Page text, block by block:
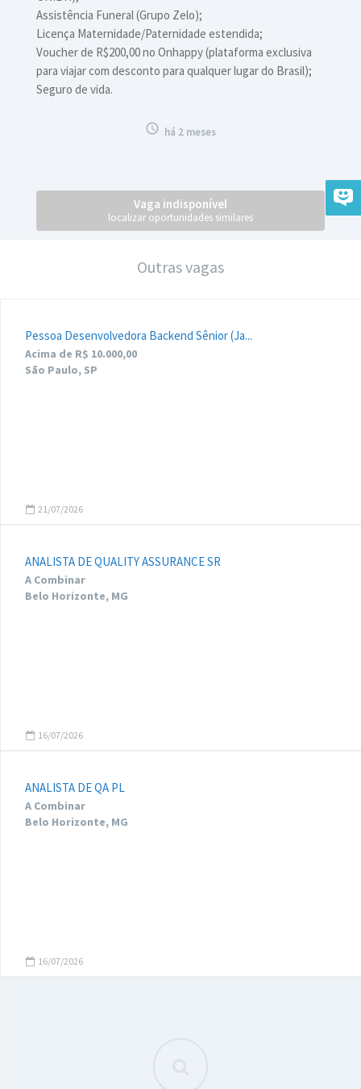
Assistência Funeral (Grupo Zelo);
Licença Maternidade/Paternidade estendida;
Voucher de R$200,00 no Onhappy (plataforma exclusiva
para viajar com desconto para qualquer lugar do Brasil);
Seguro de vida.
 há 2 meses
Vaga indisponível
localizar oportunidades similares
Outras vagas
Pessoa Desenvolvedora Backend Sênior (Ja...
Acima de R$ 10.000,00
São Paulo, SP
21/07/2026
ANALISTA DE QUALITY ASSURANCE SR
A Combinar
Belo Horizonte, MG
16/07/2026
ANALISTA DE QA PL
A Combinar
Belo Horizonte, MG
16/07/2026